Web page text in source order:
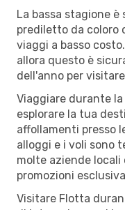
La bassa stagione
prediletto da coloro
viaggi a basso
allora questo è
dell'anno per
Viaggiare durante
esplorare la tua
affollamenti presso
alloggi e i voli sono
molte aziende
promozioni
Visitare Flotta